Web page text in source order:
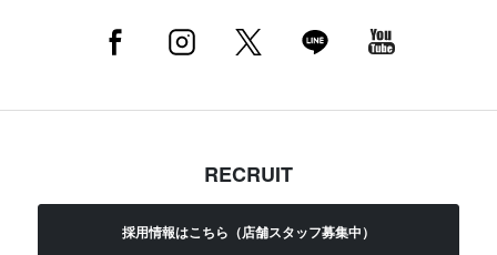
RECRUIT
採用情報はこちら（店舗スタッフ募集中）